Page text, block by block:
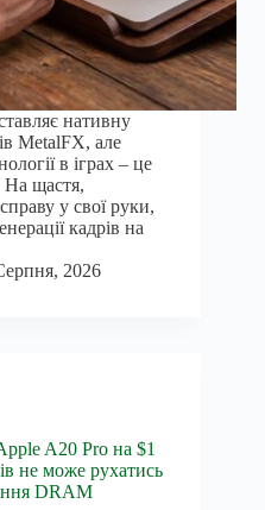
нативну
MetalFX, але
в іграх – це
На щастя,
у свої руки,
кадрів на
2026
A20 Pro на $1
не може рухатись
DRAM